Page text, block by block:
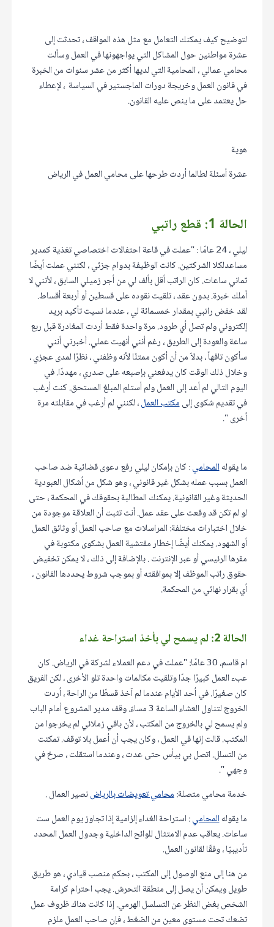
لتوضيح كيف يمكنك التعامل مع مثل هذه المواقف ، تحدثت إلى
عشرة مواطنين حول المشاكل التي يواجهونها في العمل وسألت
محامي عمالي ، المحامية التي لديها أكثر من عشر سنوات من الخبرة
في قانون العمل وخريجة دورات الماجستير في السياسة ، لإعطاء
حل يعتمد على ما ينص عليه القانون.
هوية
عشرة أسئلة لطالما أردت طرحها على محامي العمل في الرياض
الحالة 1: قطع راتبي
ليلي ، 24 عامًا : "عملت في قاعة احتفالات اختصاصي تغذية كمدير
مساعدلكلا الشركتين. كانت الوظيفة بدوام جزئي ، لكنني عملت أيضًا
ثماني ساعات. كان الراتب أقل بألف لي من أجر زميلي السابق ، لأنني لا
أملك خبرة. بدون عقد ، تلقيت نقوده على قسطين أو أربعة أقساط.
لقد خفض راتبي بمقدار خمسمائة لي ، عندما نسيت تأكيد بريد
إلكتروني ولم تصل أي طرود. مرة واحدة فقط أردت المغادرة قبل ربع
ساعة والعودة إلى الطريق ، رغم أنني أنهيت عملي. أخبرني أنني
سأكون تافهاً ، بدلاً من أن أكون ممتنًا لأنه وظفني ، نظرًا لمدى عجزي ،
وخلال ذلك الوقت كان يدفعني بإصبعه على صدري ، مهددًا. في
اليوم التالي لم أعد إلى العمل ولم أستلم المبلغ المستحق. كنت أرغب
في تقديم شكوى إلىمكتب العمل، لكنني لم أرغب في مقابلته مرة
أخرى ".
ما يقولهالمحامي: كان بإمكان ليلي رفع دعوى قضائية ضد صاحب
العمل بسبب عمله بشكل غير قانوني ، وهو شكل من أشكال العبودية
الحديثة وغير القانونية. يمكنك المطالبة بحقوقك في المحكمة ، حتى
لو لم تكن قد وقعت على عقد عمل. أنت تثبت أن العلاقة موجودة من
خلال اختبارات مختلفة: المراسلات مع صاحب العمل أو وثائق العمل
أو الشهود. يمكنك أيضًا إخطار مفتشية العمل بشكوى مكتوبة في
مقرها الرئيسي أو عبر الإنترنت . بالإضافة إلى ذلك ، لا يمكن تخفيض
حقوق راتب الموظف إلا بموافقته أو بموجب شروط يحددها القانون ،
أي بقرار نهائي من المحكمة.
الحالة 2: لم يسمح لي بأخذ استراحة غداء
ام قاسم، 30 عامًا: "عملت في دعم العملاء لشركة في الرياض. كان
عبء العمل كبيرًا جدًا وتلقيت مكالمات واحدة تلو الأخرى ، لكن الفريق
كان صغيرًا. في أحد الأيام عندما لم آخذ قسطًا من الراحة ، أردت
الخروج لتناول العشاء الساعة 3 مساءً. وقف مدير المشروع أمام الباب
ولم يسمح لي بالخروج من المكتب ، لأن باقي زملائي لم يخرجوا من
المكتب. قالت إنها في العمل ، وكان يجب أن أعمل بلا توقف. تمكنت
من التسلل. اتصل بي بيأس حتى عدت ، وعندما استقلت ، صرخ في
وجهي ".
خدمة محامي متصلة:محامي تعويضات بالرياضنصير العمال .
ما يقولهالمحامي: استراحة الغداء إلزامية إذا تجاوز يوم العمل ست
ساعات. يعاقب عدم الامتثال للوائح الداخلية وجدول العمل المحدد
تأديبيًا ، وفقًا لقانون العمل.
من هنا إلى منع الوصول إلى المكتب ، بحكم منصب قيادي ، هو طريق
طويل ويمكن أن يصل إلى منطقة التحرش. يجب احترام كرامة
الشخص بغض النظر عن التسلسل الهرمي. إذا كانت هناك ظروف عمل
تضعك تحت مستوى معين من الضغط ، فإن صاحب العمل ملزم